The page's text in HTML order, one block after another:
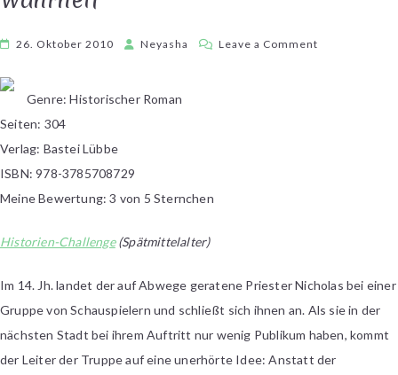
26. Oktober 2010 Neyasha Leave a Comment
Genre: Historischer Roman
Seiten: 304
Verlag: Bastei Lübbe
ISBN: 978-3785708729
Meine Bewertung: 3 von 5 Sternchen
Historien-Challenge(Spätmittelalter)
Im 14. Jh. landet der auf Abwege geratene Priester Nicholas bei einer
Gruppe von Schauspielern und schließt sich ihnen an. Als sie in der
nächsten Stadt bei ihrem Auftritt nur wenig Publikum haben, kommt
der Leiter der Truppe auf eine unerhörte Idee: Anstatt der